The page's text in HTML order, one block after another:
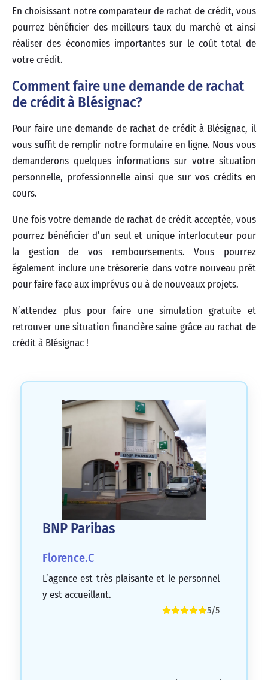
En choisissant notre comparateur de rachat de crédit, vous
pourrez bénéficier des meilleurs taux du marché et ainsi
réaliser des économies importantes sur le coût total de
votre crédit.
Comment faire une demande de rachat
de crédit à Blésignac?
Pour faire une demande de rachat de crédit à Blésignac, il
vous suffit de remplir notre formulaire en ligne. Nous vous
demanderons quelques informations sur votre situation
personnelle, professionnelle ainsi que sur vos crédits en
cours.
Une fois votre demande de rachat de crédit acceptée, vous
pourrez bénéficier d’un seul et unique interlocuteur pour
la gestion de vos remboursements. Vous pourrez
également inclure une trésorerie dans votre nouveau prêt
pour faire face aux imprévus ou à de nouveaux projets.
N’attendez plus pour faire une simulation gratuite et
retrouver une situation financière saine grâce au rachat de
crédit à Blésignac !
BNP Paribas
Florence.C
L’agence est très plaisante et le personnel
y est accueillant.
5/5